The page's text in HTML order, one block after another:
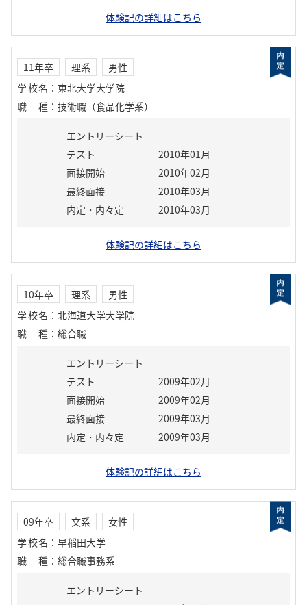
体験記の詳細はこちら
11年卒 理系
男性
学校名 ： 東北大学大学院
職種 ： 技術職（食品化学系）
エントリーシート
テスト
2010年01月
面接開始
2010年02月
最終面接
2010年03月
内定・内々定
2010年03月
体験記の詳細はこちら
10年卒 理系
男性
学校名 ： 北海道大学大学院
職種 ： 総合職
エントリーシート
テスト
2009年02月
面接開始
2009年02月
最終面接
2009年03月
内定・内々定
2009年03月
体験記の詳細はこちら
09年卒 文系
女性
学校名 ： 早稲田大学
職種 ： 総合職事務系
エントリーシート